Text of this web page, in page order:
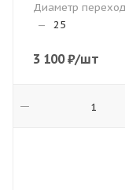
Диаметр
—
25
3 100₽/шт